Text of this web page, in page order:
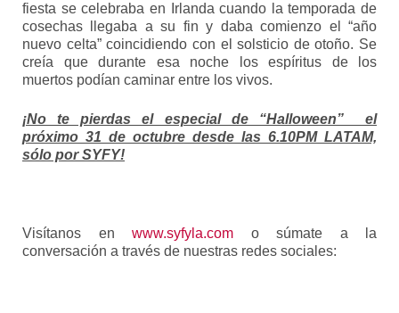
fiesta se celebraba en Irlanda cuando la temporada de
cosechas llegaba a su fin y daba comienzo el “año
nuevo celta” coincidiendo con el solsticio de otoño. Se
creía que durante esa noche los espíritus de los
muertos podían caminar entre los vivos.
¡No te pierdas el especial de “Halloween” el
próximo 31 de octubre desde las 6.10PM LATAM,
sólo por SYFY!
Visítanos en www.syfyla.com o súmate a la
conversación a través de nuestras redes sociales: